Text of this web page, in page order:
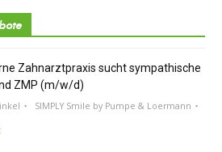
Zahnarztpraxis sucht sympathische
ZMP (m/w/d)
SIMPLY Smile by Pumpe & Loermann